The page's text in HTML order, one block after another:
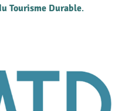
Tourisme Durable.